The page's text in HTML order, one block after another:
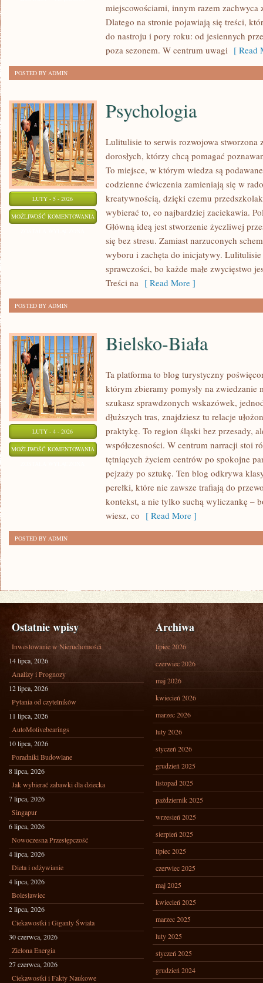
GOSPODARKA
miejscowościami, innym razem
Dlatego na stronie pojawiają się treści,
do nastroju i pory roku: od jesiennych
poza sezonem. W centrum uwagi [ Read
POSTED BY ADMIN
LUTY - 5 - 2026
MOŻLIWOŚĆ KOMENTOWANIA PSYCHOLOGIA
Psychologia
Lulitulisie to serwis rozwojowa stworzona
dorosłych, którzy chcą pomagać
To miejsce, w którym wiedza są
codzienne ćwiczenia zamieniają się w
kreatywnością, dzięki czemu
wybierać to, co najbardziej zaciekawia.
Główną ideą jest stworzenie życzliwej
się bez stresu. Zamiast narzuconych
wyboru i zachęta do inicjatywy.
sprawczości, bo każde małe zwycięstwo
Treści na [ Read More ]
POSTED BY ADMIN
LUTY - 4 - 2026
MOŻLIWOŚĆ KOMENTOWANIA BIELSKO-
BIAŁA
Bielsko-Biała
Ta platforma to blog turystyczny
którym zbieramy pomysły na zwiedzanie
szukasz sprawdzonych wskazówek,
dłuższych tras, znajdziesz tu relacje
praktykę. To region śląski bez przesady,
współczesności. W centrum narracji stoi
tętniących życiem centrów po spokojne
pejzaży po sztukę. Ten blog odkrywa
perełki, które nie zawsze trafiają do
kontekst, a nie tylko suchą wyliczankę –
wiesz, co [ Read More ]
POSTED BY ADMIN
Ostatnie wpisy
Inwestowanie w Nieruchomości
14 lipca, 2026
Analizy i Prognozy
12 lipca, 2026
Pytania od czytelników
11 lipca, 2026
AutoMotivebearings
10 lipca, 2026
Poradniki Budowlane
8 lipca, 2026
Jak wybierać zabawki dla dziecka
7 lipca, 2026
Singapur
6 lipca, 2026
Nowoczesna Przestępczość
4 lipca, 2026
Dieta i odżywianie
4 lipca, 2026
Bolesławiec
2 lipca, 2026
Ciekawostki i Giganty Świata
30 czerwca, 2026
Zielona Energia
27 czerwca, 2026
Ciekawostki i Fakty Naukowe
Archiwa
lipiec 2026
czerwiec 2026
maj 2026
kwiecień 2026
marzec 2026
luty 2026
styczeń 2026
grudzień 2025
listopad 2025
październik 2025
wrzesień 2025
sierpień 2025
lipiec 2025
czerwiec 2025
maj 2025
kwiecień 2025
marzec 2025
luty 2025
styczeń 2025
grudzień 2024